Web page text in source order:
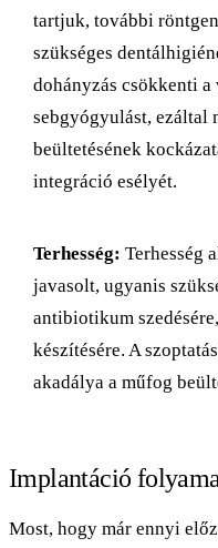
tartjuk, további
szükséges
dohányzás csökkenti a
sebgyógyulást, ezáltal
beültetésének
integráció esélyét.
Terhesség: Terhesség
javasolt, ugyanis
antibiotikum
készítésére. A
akadálya a műfog
Implantáció
Most, hogy már ennyi